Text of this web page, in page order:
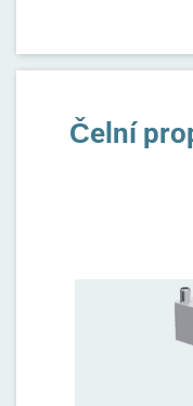
Čelní